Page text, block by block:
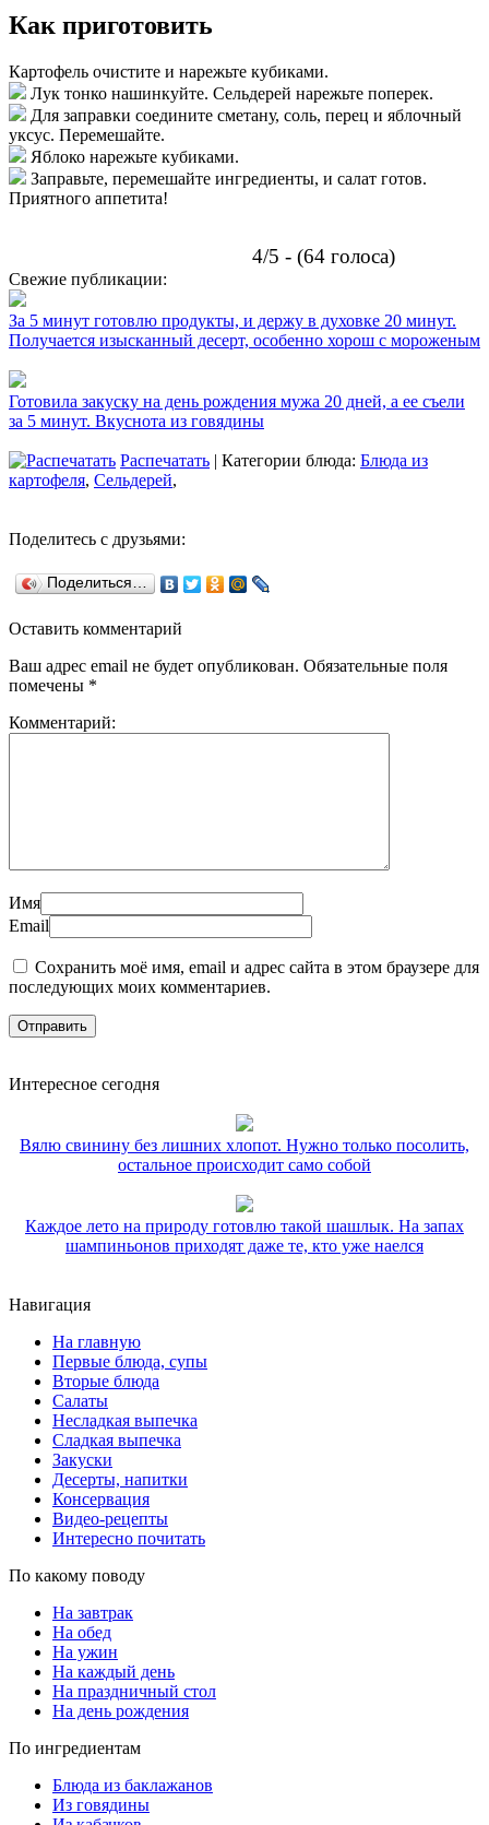
Как приготовить
Картофель очистите и нарежьте кубиками.
Лук тонко нашинкуйте. Сельдерей нарежьте поперек.
Для заправки соедините сметану, соль, перец и яблочный
уксус. Перемешайте.
Яблоко нарежьте кубиками.
Заправьте, перемешайте ингредиенты, и салат готов.
Приятного аппетита!
4/5 - (64 голоса)
Свежие публикации:
За 5 минут готовлю продукты, и держу в духовке 20 минут.
Получается изысканный десерт, особенно хорош с мороженым
Готовила закуску на день рождения мужа 20 дней, а ее съели
за 5 минут. Вкуснота из говядины
Распечатать | Категории блюда: Блюда из
картофеля, Сельдерей,
Поделитесь с друзьями:
Поделиться…
Оставить комментарий
Ваш адрес email не будет опубликован. Обязательные поля
помечены *
Комментарий:
Имя
Email
Сохранить моё имя, email и адрес сайта в этом браузере для
последующих моих комментариев.
Интересное сегодня
Вялю свинину без лишних хлопот. Нужно только посолить,
остальное происходит само собой
Каждое лето на природу готовлю такой шашлык. На запах
шампиньонов приходят даже те, кто уже наелся
Навигация
На главную
Первые блюда, супы
Вторые блюда
Салаты
Несладкая выпечка
Сладкая выпечка
Закуски
Десерты, напитки
Консервация
Видео-рецепты
Интересно почитать
По какому поводу
На завтрак
На обед
На ужин
На каждый день
На праздничный стол
На день рождения
По ингредиентам
Блюда из баклажанов
Из говядины